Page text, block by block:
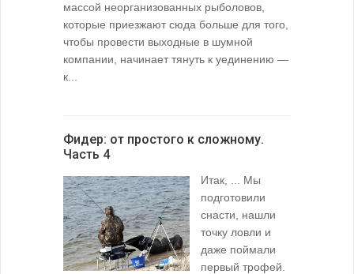
массой неорганизованных рыболовов,
которые приезжают сюда больше для того,
чтобы провести выходные в шумной
компании, начинает тянуть к уединению —
к...
Фидер: от простого к сложному.
Часть 4
Итак, ... Мы
подготовили
снасти, нашли
точку ловли и
даже поймали
первый трофей.